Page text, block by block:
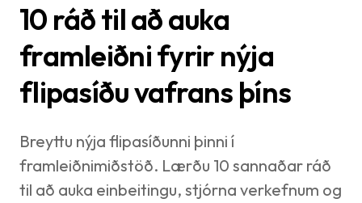
10 ráð til að auka
framleiðni fyrir nýja
flipasíðu vafrans þíns
Breyttu nýja flipasíðunni þinni í
framleiðnimiðstöð. Lærðu 10 sannaðar ráð
til að auka einbeitingu, stjórna verkefnum og